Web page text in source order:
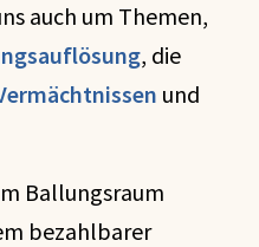
auch um Themen,
, die
und
Ballungsraum
bezahlbarer